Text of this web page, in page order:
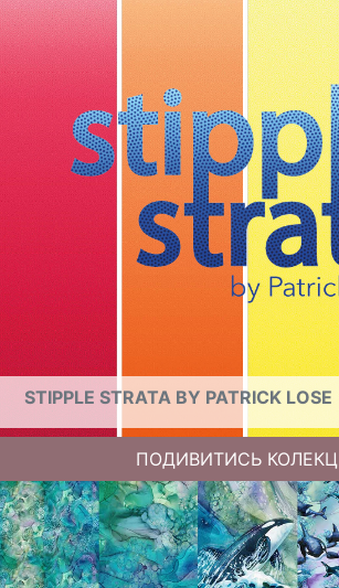
STIPPLE STRATA BY PATRICK LOSE
ПОДИВИТИСЬ